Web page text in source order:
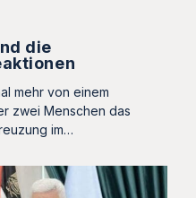
die
mehr von einem
zwei Menschen das
im…